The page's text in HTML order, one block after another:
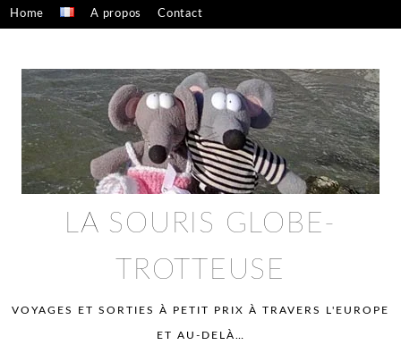
Skip
to
Home A propos Contact
LA SOURIS GLOBE-
TROTTEUSE
VOYAGES ET SORTIES À PETIT PRIX À TRAVERS L'EUROPE
ET AU-DELÀ…